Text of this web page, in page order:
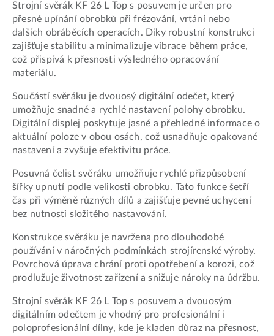
Strojní svěrák KF 26 L Top s posuvem je určen pro
přesné upínání obrobků při frézování, vrtání nebo
dalších obráběcích operacích. Díky robustní konstrukci
zajišťuje stabilitu a minimalizuje vibrace během práce,
což přispívá k přesnosti výsledného opracování
materiálu.
Součástí svěráku je dvouosý digitální odečet, který
umožňuje snadné a rychlé nastavení polohy obrobku.
Digitální displej poskytuje jasné a přehledné informace o
aktuální poloze v obou osách, což usnadňuje opakované
nastavení a zvyšuje efektivitu práce.
Posuvná čelist svěráku umožňuje rychlé přizpůsobení
šířky upnutí podle velikosti obrobku. Tato funkce šetří
čas při výměně různých dílů a zajišťuje pevné uchycení
bez nutnosti složitého nastavování.
Konstrukce svěráku je navržena pro dlouhodobé
používání v náročných podmínkách strojírenské výroby.
Povrchová úprava chrání proti opotřebení a korozi, což
prodlužuje životnost zařízení a snižuje nároky na údržbu.
Strojní svěrák KF 26 L Top s posuvem a dvouosým
digitálním odečtem je vhodný pro profesionální i
poloprofesionální dílny, kde je kladen důraz na přesnost,